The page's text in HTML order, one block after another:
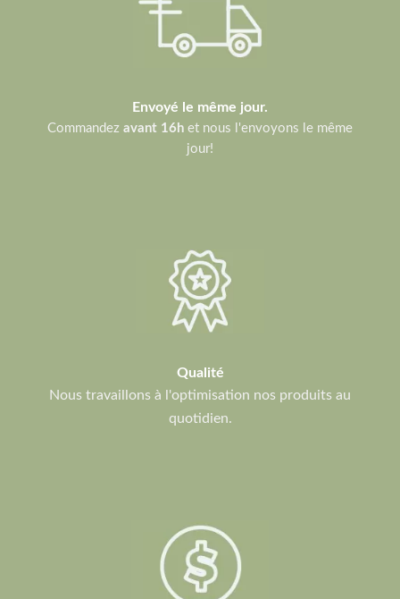
Envoyé le même jour.
Commandez avant 16h et nous l'envoyons le même
jour!
Qualité
Nous travaillons à l'optimisation nos produits au
quotidien.